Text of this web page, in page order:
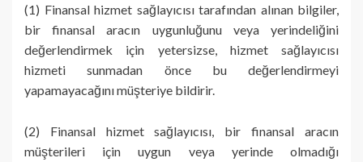
(1) Finansal hizmet sağlayıcısı tarafından alınan bilgiler,
bir finansal aracın uygunluğunu veya yerindeliğini
değerlendirmek için yetersizse, hizmet sağlayıcısı
hizmeti sunmadan önce bu değerlendirmeyi
yapamayacağını müşteriye bildirir.
(2) Finansal hizmet sağlayıcısı, bir finansal aracın
müşterileri için uygun veya yerinde olmadığı